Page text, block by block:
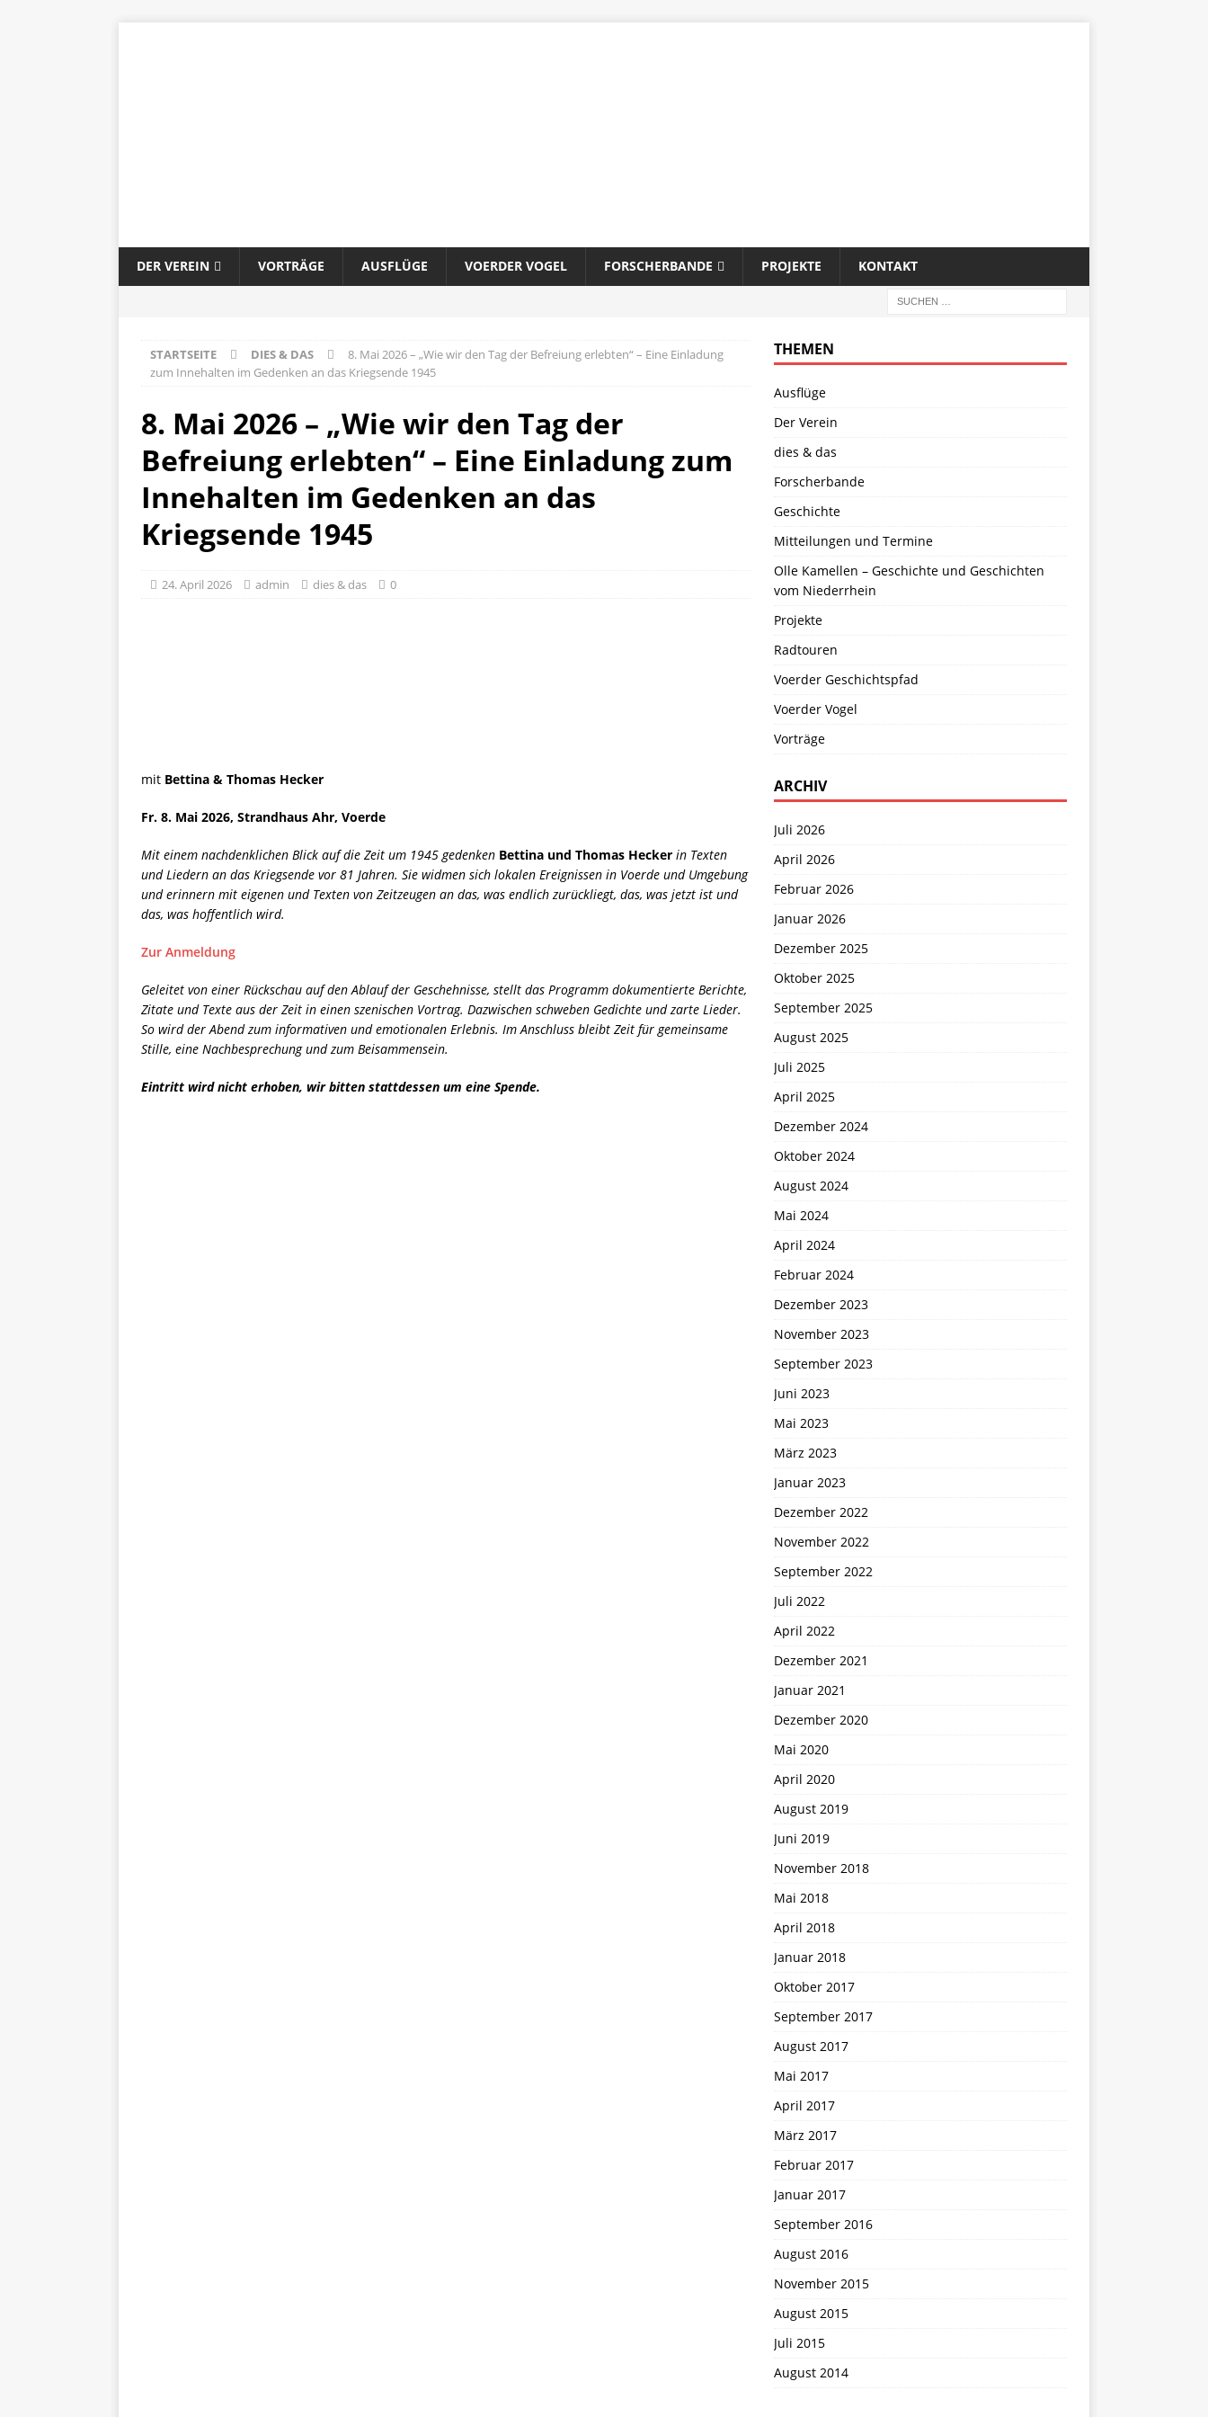
DER VEREIN VORTRÄGE AUSFLÜGE VOERDER VOGEL FORSCHERBANDE PROJEKTE KONTAKT
STARTSEITE DIES & DAS
8. Mai 2026 – „Wie wir den Tag der Befreiung erlebten“ – Eine Einladung
zum Innehalten im Gedenken an das Kriegsende 1945
8. Mai 2026 – „Wie wir den Tag der
Befreiung erlebten“ – Eine Einladung zum
Innehalten im Gedenken an das
Kriegsende 1945
24. April 2026 admin dies & das 0
mit Bettina & Thomas Hecker
Fr. 8. Mai 2026, Strandhaus Ahr, Voerde
Mit einem nachdenklichen Blick auf die Zeit um 1945 gedenken Bettina und Thomas Hecker in Texten
und Liedern an das Kriegsende vor 81 Jahren. Sie widmen sich lokalen Ereignissen in Voerde und Umgebung
und erinnern mit eigenen und Texten von Zeitzeugen an das, was endlich zurückliegt, das, was jetzt ist und
das, was hoffentlich wird.
Zur Anmeldung
Geleitet von einer Rückschau auf den Ablauf der Geschehnisse, stellt das Programm dokumentierte Berichte,
Zitate und Texte aus der Zeit in einen szenischen Vortrag. Dazwischen schweben Gedichte und zarte Lieder.
So wird der Abend zum informativen und emotionalen Erlebnis. Im Anschluss bleibt Zeit für gemeinsame
Stille, eine Nachbesprechung und zum Beisammensein.
Eintritt wird nicht erhoben, wir bitten stattdessen um eine Spende.
THEMEN
Ausflüge
Der Verein
dies & das
Forscherbande
Geschichte
Mitteilungen und Termine
Olle Kamellen – Geschichte und Geschichten
vom Niederrhein
Projekte
Radtouren
Voerder Geschichtspfad
Voerder Vogel
Vorträge
ARCHIV
Juli 2026
April 2026
Februar 2026
Januar 2026
Dezember 2025
Oktober 2025
September 2025
August 2025
Juli 2025
April 2025
Dezember 2024
Oktober 2024
August 2024
Mai 2024
April 2024
Februar 2024
Dezember 2023
November 2023
September 2023
Juni 2023
Mai 2023
März 2023
Januar 2023
Dezember 2022
November 2022
September 2022
Juli 2022
April 2022
Dezember 2021
Januar 2021
Dezember 2020
Mai 2020
April 2020
August 2019
Juni 2019
November 2018
Mai 2018
April 2018
Januar 2018
Oktober 2017
September 2017
August 2017
Mai 2017
April 2017
März 2017
Februar 2017
Januar 2017
September 2016
August 2016
November 2015
August 2015
Juli 2015
August 2014